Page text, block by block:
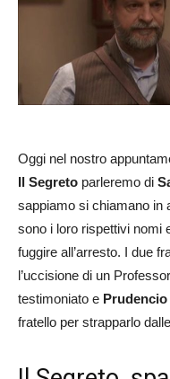
Oggi nel nostro
Il Segreto parleremo di
sappiamo si chiamano in
sono i loro rispettivi nomi
fuggire all’arresto. I due
l’uccisione di un
testimoniato e Prudencio
fratello per strapparlo